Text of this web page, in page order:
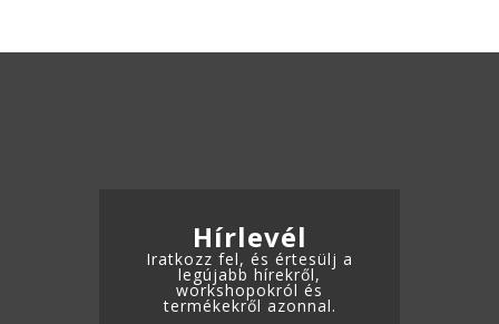
Hírlevél
Iratkozz fel, és értesülj a
legújabb hírekről,
workshopokról és
termékekről azonnal.